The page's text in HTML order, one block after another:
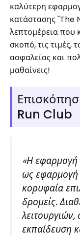
καλύτερη
κατάστασης "The
λεπτομέρεια που
σκοπό, τις τιμές,
ασφαλείας και
μαθαίνεις!
Run Club
«Η
ως
κορυφαία
δρομείς.
εκπαίδευση